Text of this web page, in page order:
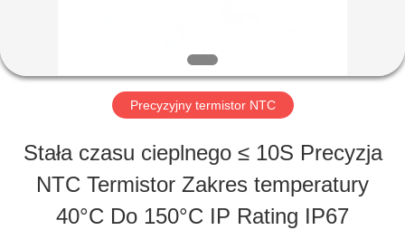
NAS
WYCIECZKA
PO
FABRYCE
Precyzyjny termistor NTC
Stała czasu cieplnego ≤ 10S Precyzja
NTC Termistor Zakres temperatury
40°C Do 150°C IP Rating IP67